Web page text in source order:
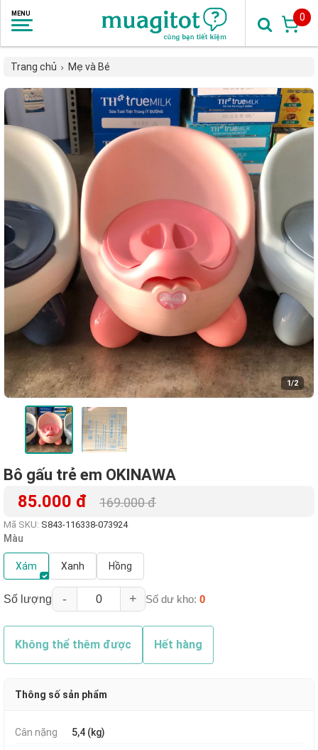
0
Trang chủ Mẹ và Bé
1/2
Bô gấu trẻ em OKINAWA
85.000 đ 169.000 đ
Mã SKU: S843-116338-073924
Màu
Xám Xanh Hồng
Số lượng - + Số dư kho: 0
Không thể thêm được Hết hàng
Thông số sản phẩm
Cân nặng 5,4 (kg)